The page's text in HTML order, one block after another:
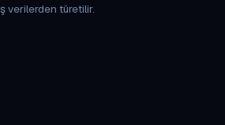
verilerden türetilir.